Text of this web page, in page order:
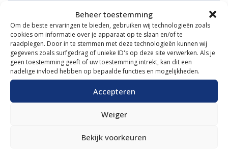
Beheer toestemming
Om de beste ervaringen te bieden, gebruiken wij technologieën zoals
cookies om informatie over je apparaat op te slaan en/of te
raadplegen. Door in te stemmen met deze technologieën kunnen wij
gegevens zoals surfgedrag of unieke ID's op deze site verwerken. Als je
geen toestemming geeft of uw toestemming intrekt, kan dit een
nadelige invloed hebben op bepaalde functies en mogelijkheden.
Accepteren
Weiger
Bekijk voorkeuren
Waarom VM Service
Uitgebreide showroom
Eigen transportservice
Gespecialiseerde werkplaats
Grote voorraad minitrekkers